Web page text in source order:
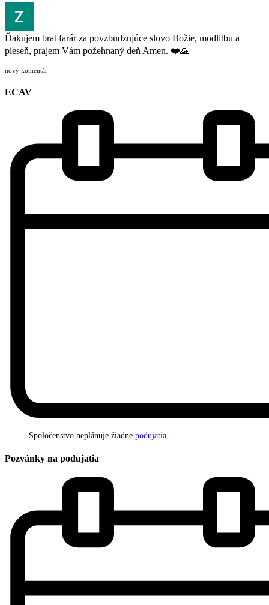
Ďakujem brat farár za povzbudzujúce slovo Božie, modlitbu a
pieseň, prajem Vám požehnaný deň Amen. ❤️🙏
nový komentár
ECAV
Spoločenstvo neplánuje žiadne podujatia.
Pozvánky na podujatia